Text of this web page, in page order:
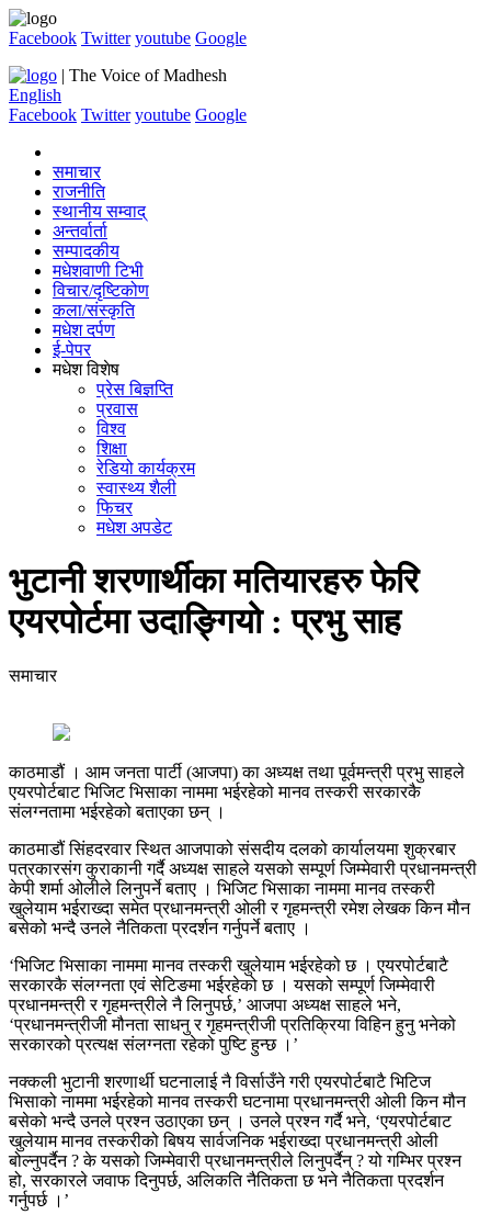
Facebook Twitter youtube Google
| The Voice of Madhesh
English
Facebook Twitter youtube Google
समाचार
राजनीति
स्थानीय सम्वाद्
अन्तर्वार्ता
सम्पादकीय
मधेशवाणी टिभी
विचार/दृष्टिकोण
कला/संस्कृति
मधेश दर्पण
ई-पेपर
मधेश विशेष
प्रेस बिज्ञप्ति
प्रवास
विश्व
शिक्षा
रेडियो कार्यक्रम
स्वास्थ्य शैली
फिचर
मधेश अपडेट
भुटानी शरणार्थीका मतियारहरु फेरि
एयरपोर्टमा उदाङ्गियो : प्रभु साह
समाचार
काठमाडौं । आम जनता पार्टी (आजपा) का अध्यक्ष तथा पूर्वमन्त्री प्रभु साहले
एयरपोर्टबाट भिजिट भिसाका नाममा भईरहेको मानव तस्करी सरकारकै
संलग्नतामा भईरहेको बताएका छन् ।
काठमाडौं सिंहदरवार स्थित आजपाको संसदीय दलको कार्यालयमा शुक्रबार
पत्रकारसंग कुराकानी गर्दै अध्यक्ष साहले यसको सम्पूर्ण जिम्मेवारी प्रधानमन्त्री
केपी शर्मा ओलीले लिनुपर्ने बताए । भिजिट भिसाका नाममा मानव तस्करी
खुलेयाम भईराख्दा समेत प्रधानमन्त्री ओली र गृहमन्त्री रमेश लेखक किन मौन
बसेको भन्दै उनले नैतिकता प्रदर्शन गर्नुपर्ने बताए ।
‘भिजिट भिसाका नाममा मानव तस्करी खुलेयाम भईरहेको छ । एयरपोर्टबाटै
सरकारकै संलग्नता एवं सेटिङमा भईरहेको छ । यसको सम्पूर्ण जिम्मेवारी
प्रधानमन्त्री र गृहमन्त्रीले नै लिनुपर्छ,’ आजपा अध्यक्ष साहले भने,
‘प्रधानमन्त्रीजी मौनता साधनु र गृहमन्त्रीजी प्रतिक्रिया विहिन हुनु भनेको
सरकारको प्रत्यक्ष संलग्नता रहेको पुष्टि हुन्छ ।’
नक्कली भुटानी शरणार्थी घटनालाई नै विर्साउँने गरी एयरपोर्टबाटै भिटिज
भिसाको नाममा भईरहेको मानव तस्करी घटनामा प्रधानमन्त्री ओली किन मौन
बसेको भन्दै उनले प्रश्न उठाएका छन् । उनले प्रश्न गर्दै भने, ‘एयरपोर्टबाट
खुलेयाम मानव तस्करीको बिषय सार्वजनिक भईराख्दा प्रधानमन्त्री ओली
बोल्नुपर्दैन ? के यसको जिम्मेवारी प्रधानमन्त्रीले लिनुपर्दैन् ? यो गम्भिर प्रश्न
हो, सरकारले जवाफ दिनुपर्छ, अलिकति नैतिकता छ भने नैतिकता प्रदर्शन
गर्नुपर्छ ।’